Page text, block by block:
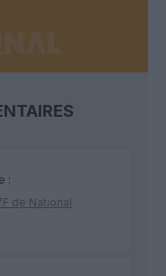
:
de National